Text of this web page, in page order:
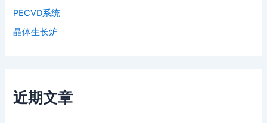
PECVD系统
晶体生长炉
近期文章